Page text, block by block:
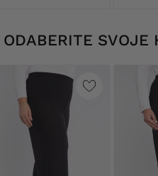
ODABERITE SVOJE